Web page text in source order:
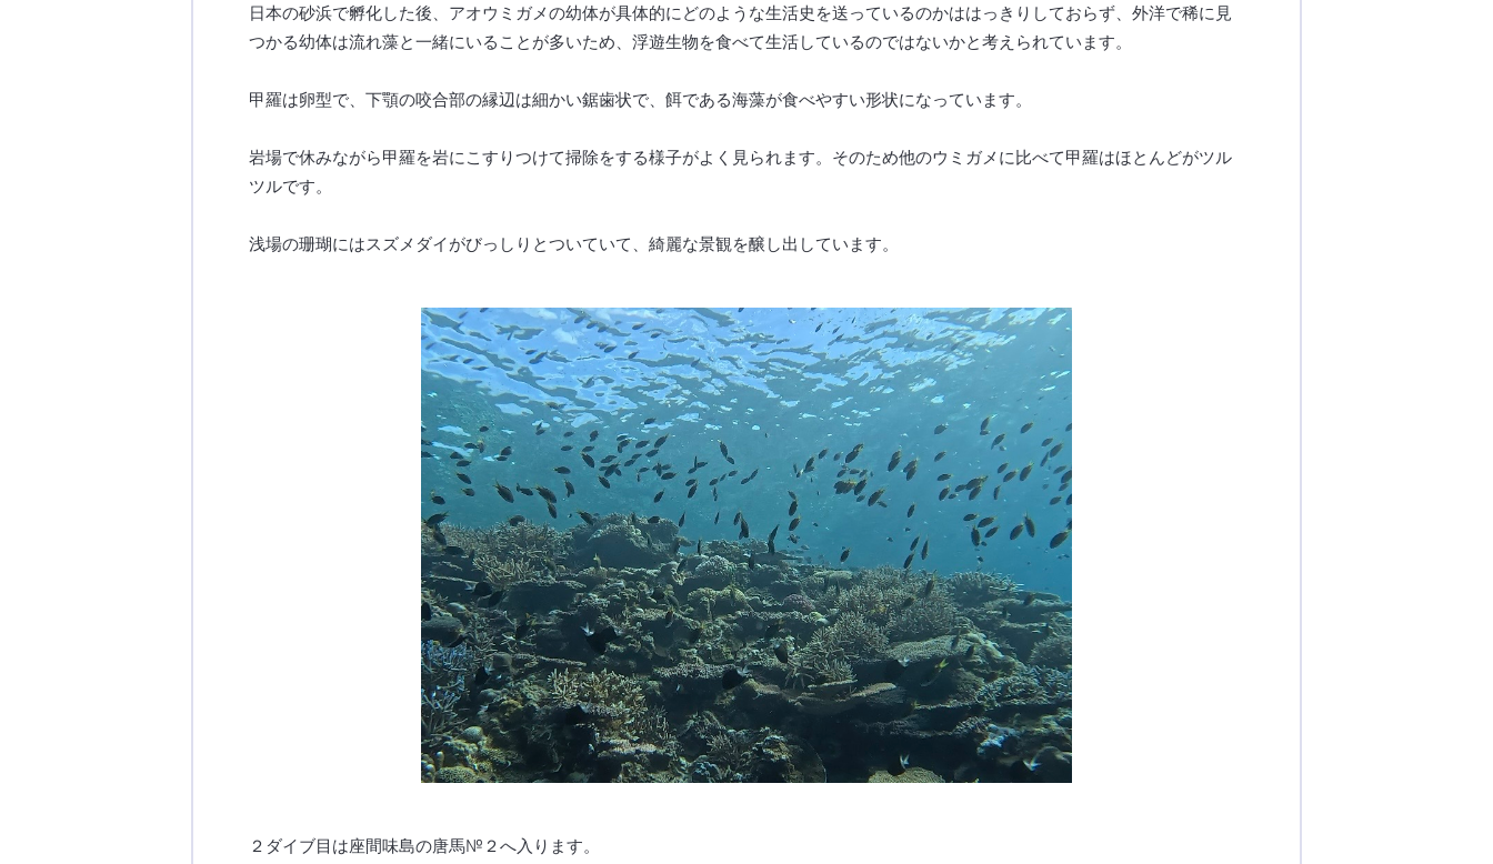
日本の砂浜で孵化した後、アオウミガメの幼体が具体的にどのような生活史を送っているのかははっきりしておらず、外洋で稀に見
つかる幼体は流れ藻と一緒にいることが多いため、浮遊生物を食べて生活しているのではないかと考えられています。
甲羅は卵型で、下顎の咬合部の縁辺は細かい鋸歯状で、餌である海藻が食べやすい形状になっています。
岩場で休みながら甲羅を岩にこすりつけて掃除をする様子がよく見られます。そのため他のウミガメに比べて甲羅はほとんどがツル
ツルです。
浅場の珊瑚にはスズメダイがびっしりとついていて、綺麗な景観を醸し出しています。
２ダイブ目は座間味島の唐馬№２へ入ります。